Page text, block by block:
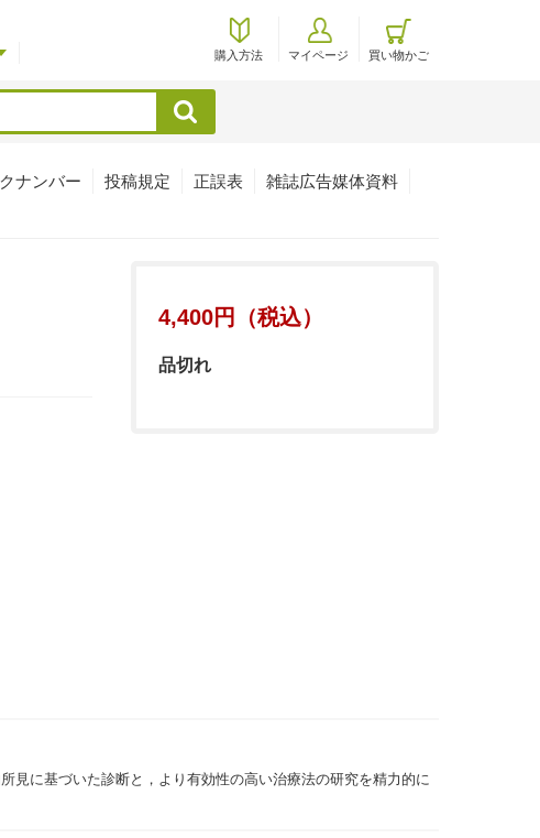
購入方法 マイページ 買い物かご
検索
ナンバー 投稿規定 正誤表 雑誌広告媒体資料
4,400円（税込）
品切れ
見に基づいた診断と，より有効性の高い治療法の研究を精力的に